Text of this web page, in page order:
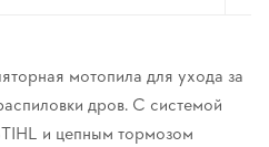
мотопила для ухода за
дров. С системой
и цепным тормозом